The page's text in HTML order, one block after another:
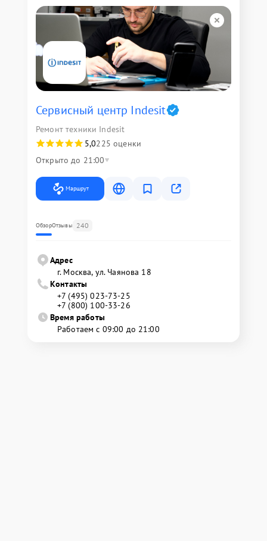
Сервисный центр Indesit
Ремонт техники Indesit
5,0225 оценки
Открыто до 21:00
Маршрут
ОбзорОтзывы 240
Адрес
г. Москва, ул. Чаянова 18
Контакты
+7 (495) 023-73-25
+7 (800) 100-33-26
Время работы
Работаем с 09:00 до 21:00